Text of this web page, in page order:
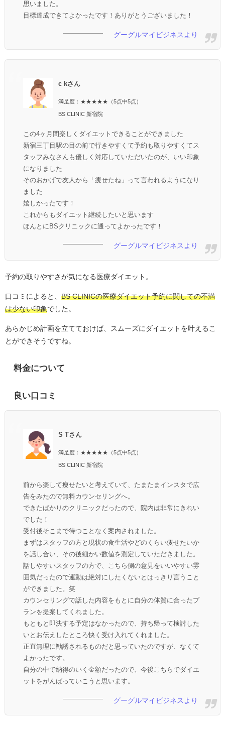
思いました。
目標達成できてよかったです！ありがとうございました！
グーグルマイビジネスより
c kさん
満足度：★★★★★（5点中5点）
BS CLINIC 新宿院
この4ヶ月間楽しくダイエットできることができました
新宿三丁目駅の目の前で行きやすくて予約も取りやすくてス
タッフみなさんも優しく対応していただいたのが、いい印象
になりました
そのおかげで友人から「痩せたね」って言われるようになり
ました
嬉しかったです！
これからもダイエット継続したいと思います
ほんとにBSクリニックに通ってよかったです！
グーグルマイビジネスより
予約の取りやすさが気になる医療ダイエット。
口コミによると、 BS CLINICの医療ダイエット予約に関しての不満
は少ない印象でした。
あらかじめ計画を立てておけば、スムーズにダイエットを叶えるこ
とができそうですね。
料金について
良い口コミ
S Tさん
満足度：★★★★★（5点中5点）
BS CLINIC 新宿院
前から楽して痩せたいと考えていて、たまたまインスタで広
告をみたので無料カウンセリングへ。
できたばかりのクリニックだったので、院内は非常にきれい
でした！
受付後そこまで待つことなく案内されました。
まずはスタッフの方と現状の食生活やどのくらい痩せたいか
を話し合い、その後細かい数値を測定していただきました。
話しやすいスタッフの方で、こちら側の意見をいいやすい雰
囲気だったので運動は絶対にしたくないとはっきり言うこと
ができました。笑
カウンセリングで話した内容をもとに自分の体質に合ったプ
ランを提案してくれました。
もともと即決する予定はなかったので、持ち帰って検討した
いとお伝えしたところ快く受け入れてくれました。
正直無理に勧誘されるものだと思っていたのですが、なくて
よかったです。
自分の中で納得のいく金額だったので、今後こちらでダイエ
ットをがんばっていこうと思います。
グーグルマイビジネスより